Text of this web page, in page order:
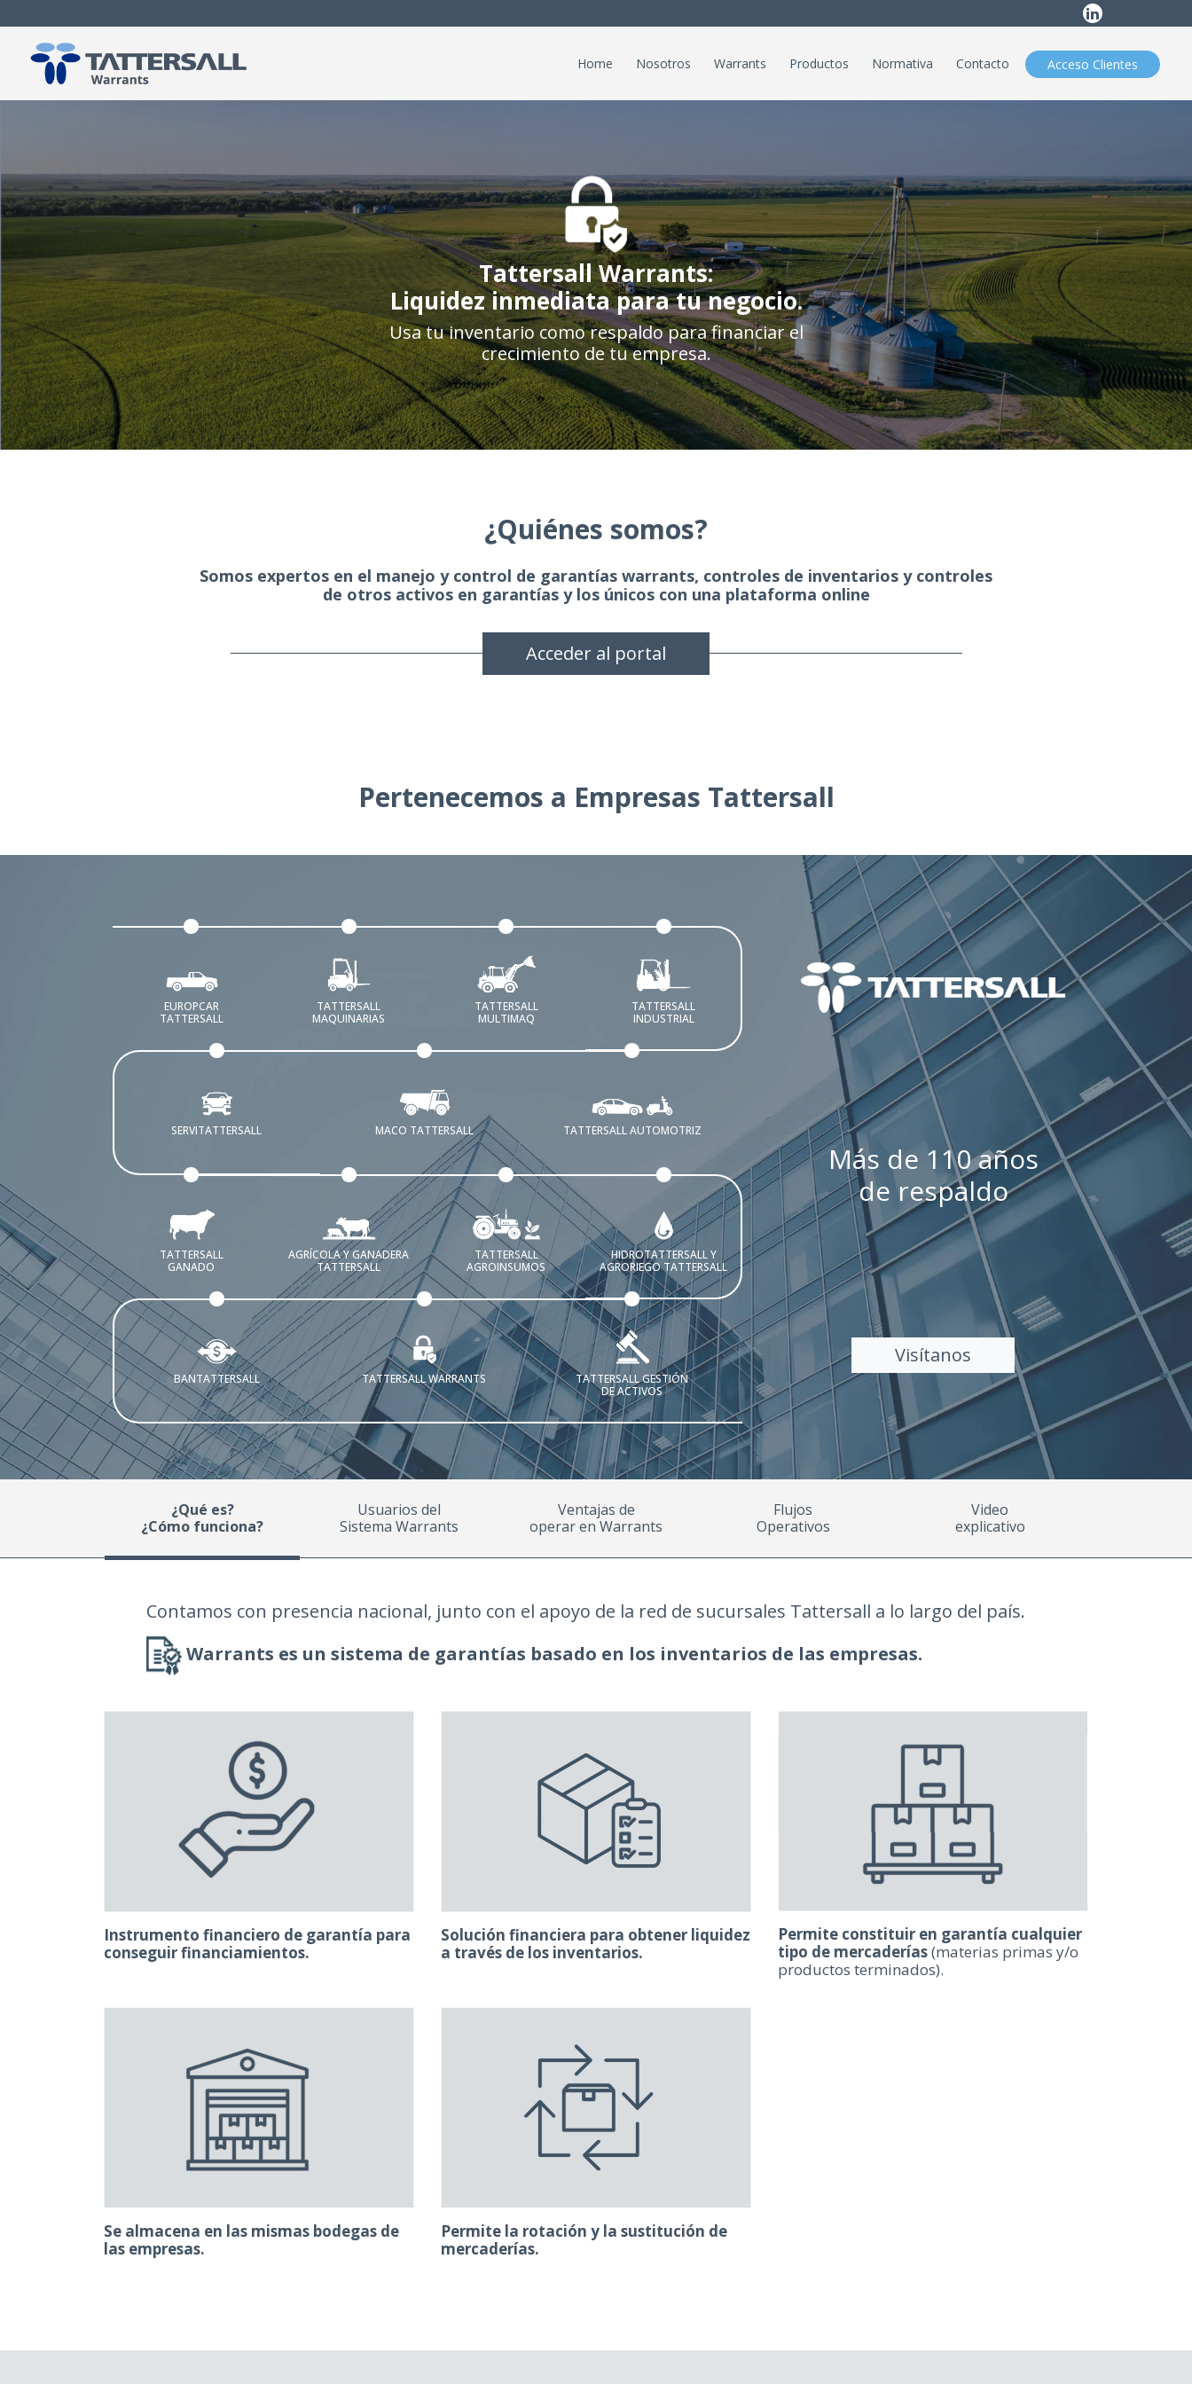
Home Nosotros Warrants Productos Normativa Contacto Acceso Clientes
Tattersall Warrants:
Liquidez inmediata para tu negocio.
Usa tu inventario como respaldo para financiar el
crecimiento de tu empresa.
¿Quiénes somos?
Somos expertos en el manejo y control de garantías warrants, controles de inventarios y controles
de otros activos en garantías y los únicos con una plataforma online
Acceder al portal
Pertenecemos a Empresas Tattersall
EUROPCAR
TATTERSALL
TATTERSALL
MAQUINARIAS
TATTERSALL
MULTIMAQ
TATTERSALL
INDUSTRIAL
SERVITATTERSALL MACO TATTERSALL TATTERSALL AUTOMOTRIZ
TATTERSALL
GANADO
AGRÍCOLA Y GANADERA
TATTERSALL
TATTERSALL
AGROINSUMOS
HIDROTATTERSALL Y
AGRORIEGO TATTERSALL
BANTATTERSALL TATTERSALL WARRANTS
TATTERSALL GESTIÓN
DE ACTIVOS
Más de 110 años
de respaldo
Visítanos
¿Qué es?
¿Cómo funciona?
Usuarios del
Sistema Warrants
Ventajas de
operar en Warrants
Flujos
Operativos
Video
explicativo
Contamos con presencia nacional, junto con el apoyo de la red de sucursales Tattersall a lo largo del país.
Warrants es un sistema de garantías basado en los inventarios de las empresas.
Instrumento financiero de garantía para
conseguir financiamientos.
Solución financiera para obtener liquidez
a través de los inventarios.
Permite constituir en garantía cualquier
tipo de mercaderías(materias primas y/o
productos terminados).
Se almacena en las mismas bodegas de
las empresas.
Permite la rotación y la sustitución de
mercaderías.